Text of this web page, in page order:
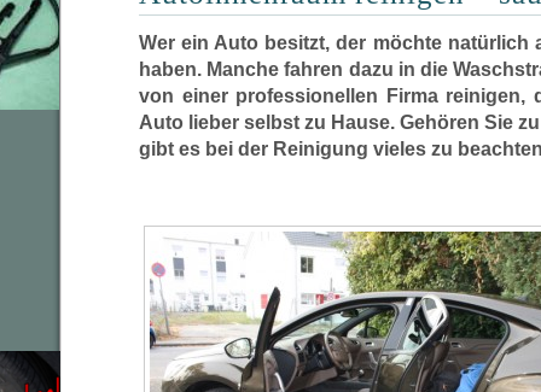
Wer ein Auto besitzt, der möchte natürlich
haben. Manche fahren dazu in die
von einer professionellen Firma reinigen,
Auto lieber selbst zu Hause. Gehören Sie
gibt es bei der Reinigung vieles zu